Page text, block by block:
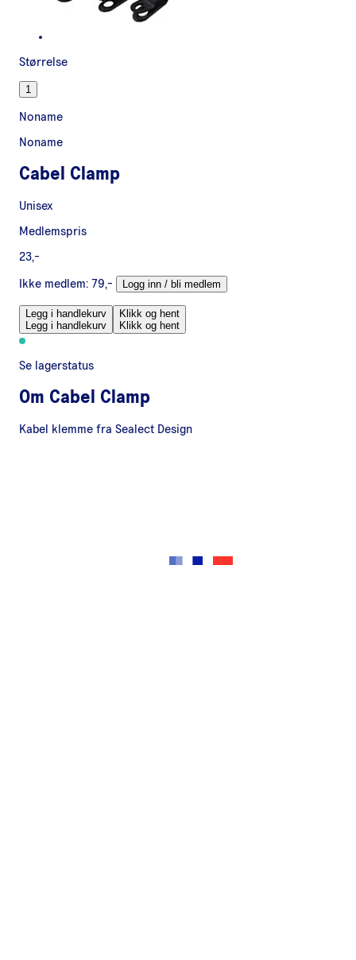
Størrelse
1
Noname
Noname
Cabel Clamp
Unisex
Medlemspris
23,-
Ikke medlem: 79,- Logg inn / bli medlem
Legg i handlekurv
Legg i handlekurv
Klikk og hent
Klikk og hent
Se lagerstatus
Om Cabel Clamp
Kabel klemme fra Sealect Design